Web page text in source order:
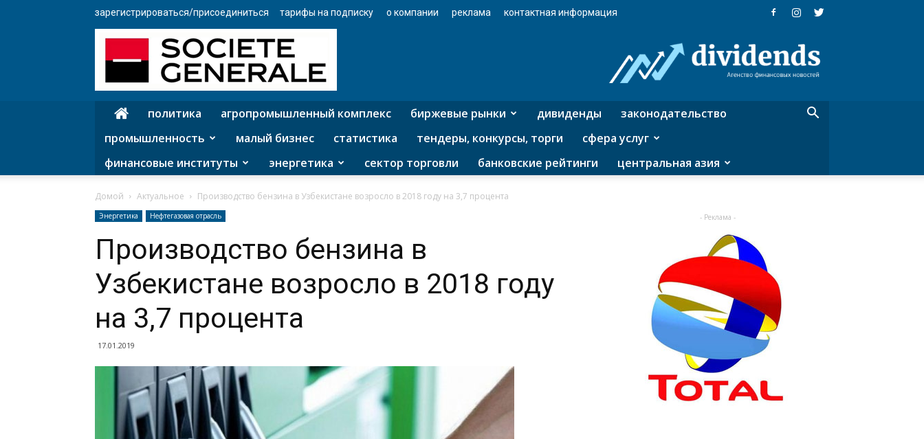
зарегистрироваться/присоединиться тарифы на подписку о компании реклама контактная информация
агентство
финансовых
политика агропромышленный комплекс биржевые рынки дивиденды
законодательство
промышленность
малый бизнес статистика тендеры, конкурсы, торги
сфера услуг
финансовые институты
энергетика сектор торговли банковские рейтинги центральная азия
Домой Актуальное Производство бензина в Узбекистане возросло в 2018 году на 3,7 процента
Энергетика Нефтегазовая отрасль
Производство бензина в
Узбекистане возросло в 2018 году
на 3,7 процента
17.01.2019
- Реклама -